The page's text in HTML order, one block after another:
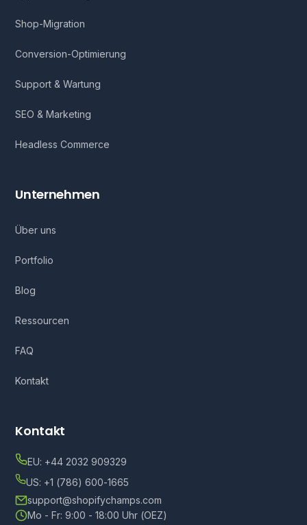
Shop-Migration
Conversion-Optimierung
Support & Wartung
SEO & Marketing
Headless Commerce
Unternehmen
Über uns
Portfolio
Blog
Ressourcen
FAQ
Kontakt
Kontakt
EU: +44 2032 909329
US: +1 (786) 600-1665
support@shopifychamps.com
Mo - Fr: 9:00 - 18:00 Uhr (OEZ)